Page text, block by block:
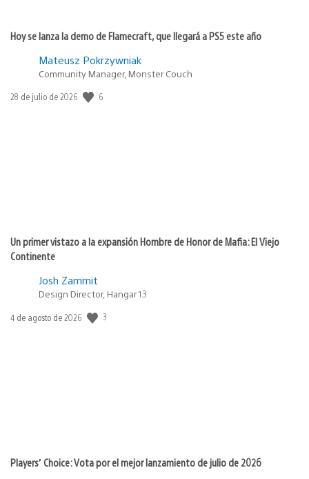
Hoy se lanza la demo de Flamecraft, que llegará a PS5 este año
Mateusz Pokrzywniak
Community Manager, Monster Couch
Fecha
28 de julio de 2026 6
Un primer vistazo a la expansión Hombre de Honor de Mafia: El Viejo
Continente
Josh Zammit
Design Director, Hangar 13
Fecha
4 de agosto de 2026 3
Players’ Choice: Vota por el mejor lanzamiento de julio de 2026